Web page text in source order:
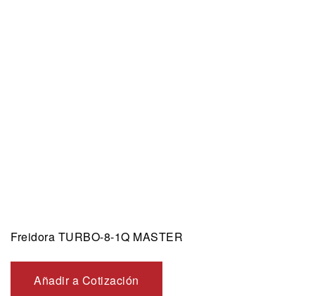
Freidora TURBO-8-1Q MASTER
Añadir a Cotización